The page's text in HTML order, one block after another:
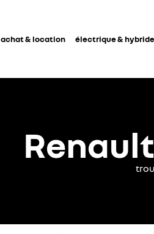
achat & location électrique & hybride